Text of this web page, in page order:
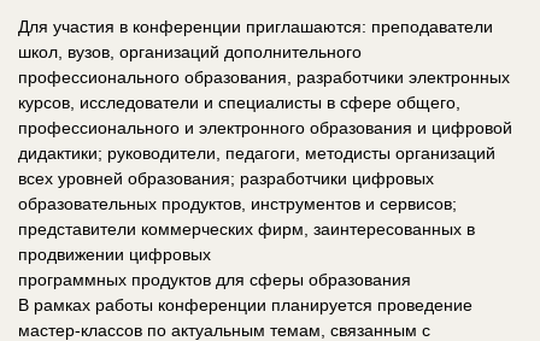
Для участия в конференции приглашаются: преподаватели
школ, вузов, организаций дополнительного
профессионального образования, разработчики электронных
курсов, исследователи и специалисты в сфере общего,
профессионального и электронного образования и цифровой
дидактики; руководители, педагоги, методисты организаций
всех уровней образования; разработчики цифровых
образовательных продуктов, инструментов и сервисов;
представители коммерческих фирм, заинтересованных в
продвижении цифровых
программных продуктов для сферы образования
В рамках работы конференции планируется проведение
мастер-классов по актуальным темам, связанным с